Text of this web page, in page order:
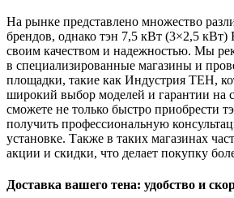
На рынке представлено множество
брендов, однако тэн 7,5 кВт (3×2,5 кВт)
своим качеством и надежностью. Мы
в специализированные магазины и
площадки, такие как Индустрия ТЕН,
широкий выбор моделей и гарантии
сможете не только быстро приобрести
получить профессиональную
установке. Также в таких магазинах
акции и скидки, что делает покупку
Доставка вашего тена: удобство и